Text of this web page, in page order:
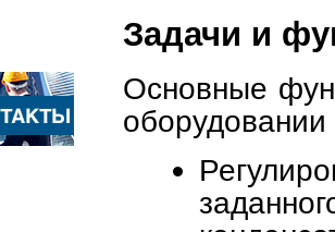
Задачи и
Основные